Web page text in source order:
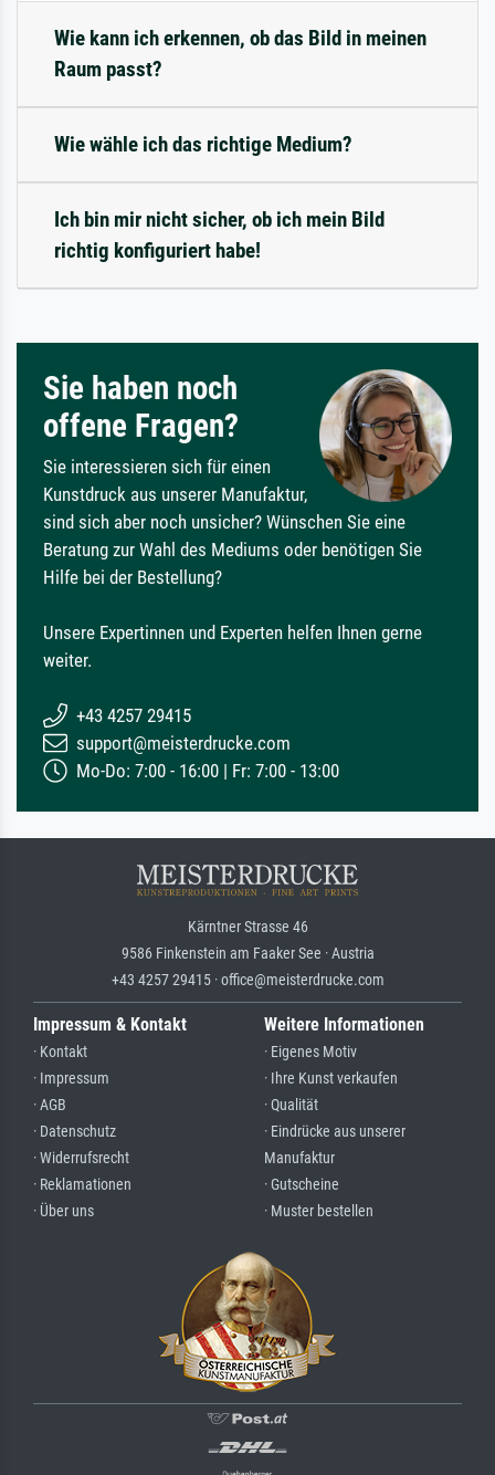
Wie kann ich erkennen, ob das Bild in meinen
Raum passt?
Wie wähle ich das richtige Medium?
Ich bin mir nicht sicher, ob ich mein Bild
richtig konfiguriert habe!
Sie haben noch
offene Fragen?
Sie interessieren sich für einen
Kunstdruck aus unserer Manufaktur,
sind sich aber noch unsicher? Wünschen Sie eine
Beratung zur Wahl des Mediums oder benötigen Sie
Hilfe bei der Bestellung?
Unsere Expertinnen und Experten helfen Ihnen gerne
weiter.
+43 4257 29415
support@meisterdrucke.com
Mo-Do: 7:00 - 16:00 | Fr: 7:00 - 13:00
Kärntner Strasse 46
9586 Finkenstein am Faaker See · Austria
+43 4257 29415 · office@meisterdrucke.com
Impressum & Kontakt
· Kontakt
· Impressum
· AGB
· Datenschutz
· Widerrufsrecht
· Reklamationen
· Über uns
Weitere Informationen
· Eigenes Motiv
· Ihre Kunst verkaufen
· Qualität
· Eindrücke aus unserer
Manufaktur
· Gutscheine
· Muster bestellen